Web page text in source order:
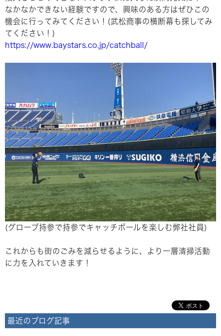
なかなかできない経験ですので、興味のある方はぜひこの
機会に行ってみてください！(武松商事の横断幕も探してみ
てください！)
https://www.baystars.co.jp/catchball/
(グローブ持参で持参でキャッチボールを楽しむ弊社社員)
これからも街のごみを減らせるように、より一層清掃活動
に力を入れていきます！
最近のブログ記事